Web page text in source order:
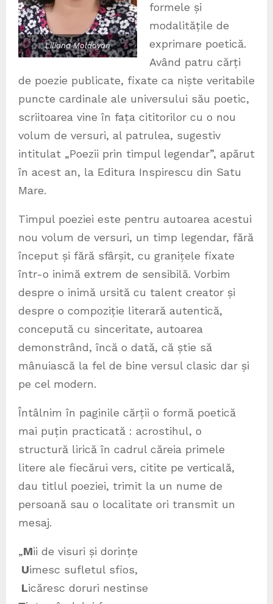
Liliana Moldovan
formele și
modalitățile de
exprimare poetică.
Având patru cărți
de poezie publicate, fixate ca niște veritabile
puncte cardinale ale universului său poetic,
scriitoarea vine în fața cititorilor cu o nou
volum de versuri, al patrulea, sugestiv
intitulat „Poezii prin timpul legendar”, apărut
în acest an, la Editura Inspirescu din Satu
Mare.
Timpul poeziei este pentru autoarea acestui
nou volum de versuri, un timp legendar, fără
început și fără sfârșit, cu granițele fixate
într-o inimă extrem de sensibilă. Vorbim
despre o inimă ursită cu talent creator și
despre o compoziție literară autentică,
concepută cu sinceritate, autoarea
demonstrând, încă o dată, că știe să
mânuiască la fel de bine versul clasic dar și
pe cel modern.
Întâlnim în paginile cărții o formă poetică
mai puțin practicată : acrostihul, o
structură lirică în cadrul căreia primele
litere ale fiecărui vers, citite pe verticală,
dau titlul poeziei, trimit la un nume de
persoană sau o localitate ori transmit un
mesaj.
„Mii de visuri și dorințe
Uimesc sufletul sfios,
Licăresc doruri nestinse